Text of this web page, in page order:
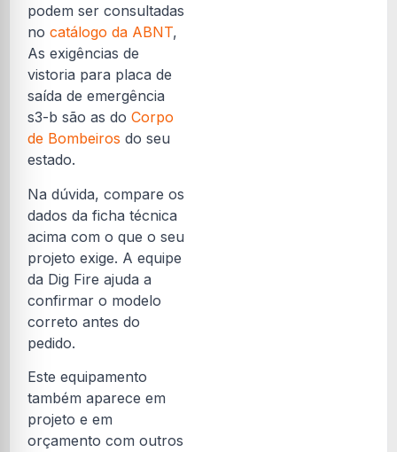
podem ser consultadas
no catálogo da ABNT,
As exigências de
vistoria para placa de
saída de emergência
s3-b são as do Corpo
de Bombeiros do seu
estado.
Na dúvida, compare os
dados da ficha técnica
acima com o que o seu
projeto exige. A equipe
da Dig Fire ajuda a
confirmar o modelo
correto antes do
pedido.
Este equipamento
também aparece em
projeto e em
orçamento com outros